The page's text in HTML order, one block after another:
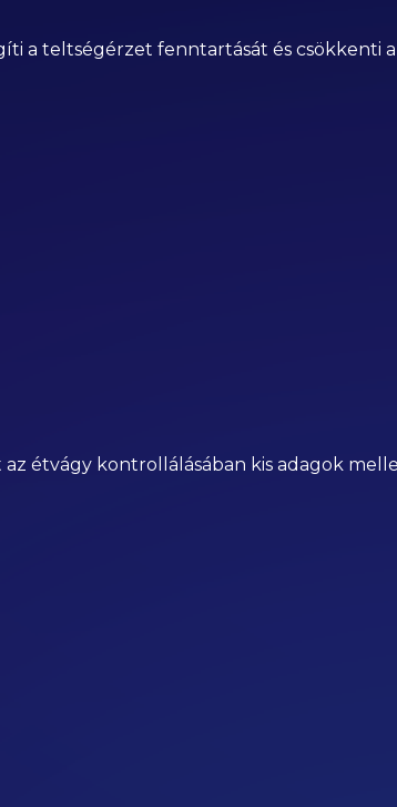
a teltségérzet fenntartását és csökkenti
étvágy kontrollálásában kis adagok